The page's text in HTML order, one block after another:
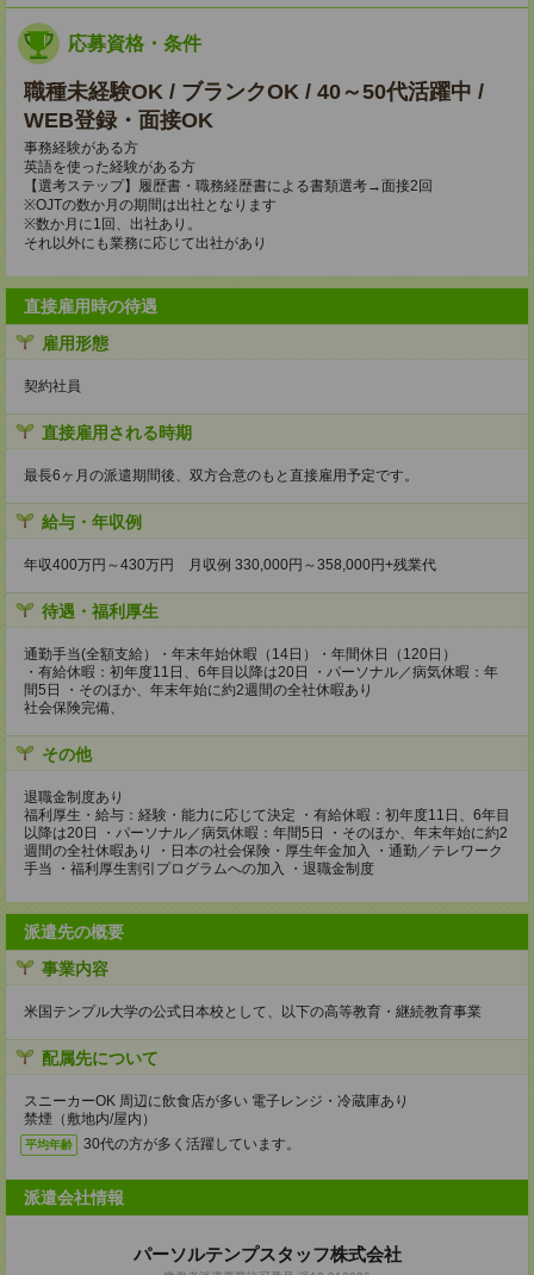
応募資格・条件
職種未経験OK / ブランクOK / 40～50代活躍中 /
WEB登録・面接OK
事務経験がある方
英語を使った経験がある方
【選考ステップ】履歴書・職務経歴書による書類選考→面接2回
※OJTの数か月の期間は出社となります
※数か月に1回、出社あり。
それ以外にも業務に応じて出社があり
直接雇用時の待遇
雇用形態
契約社員
直接雇用される時期
最長6ヶ月の派遣期間後、双方合意のもと直接雇用予定です。
給与・年収例
年収400万円～430万円 月収例 330,000円～358,000円+残業代
待遇・福利厚生
通勤手当(全額支給）・年末年始休暇（14日）・年間休日（120日）
・有給休暇：初年度11日、6年目以降は20日 ・パーソナル／病気休暇：年
間5日 ・そのほか、年末年始に約2週間の全社休暇あり
社会保険完備、
その他
退職金制度あり
福利厚生・給与：経験・能力に応じて決定 ・有給休暇：初年度11日、6年目
以降は20日 ・パーソナル／病気休暇：年間5日 ・そのほか、年末年始に約2
週間の全社休暇あり ・日本の社会保険・厚生年金加入 ・通勤／テレワーク
手当 ・福利厚生割引プログラムへの加入 ・退職金制度
派遣先の概要
事業内容
米国テンプル大学の公式日本校として、以下の高等教育・継続教育事業
配属先について
スニーカーOK 周辺に飲食店が多い 電子レンジ・冷蔵庫あり
禁煙（敷地内/屋内）
平均年齢 30代の方が多く活躍しています。
派遣会社情報
パーソルテンプスタッフ株式会社